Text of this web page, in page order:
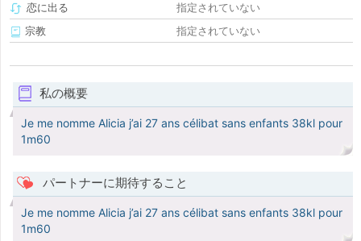
恋に出る
指定されていない
宗教
指定されていない
私の概要
Je me nomme Alicia j’ai 27 ans célibat sans enfants 38kl pour
1m60
パートナーに期待すること
Je me nomme Alicia j’ai 27 ans célibat sans enfants 38kl pour
1m60